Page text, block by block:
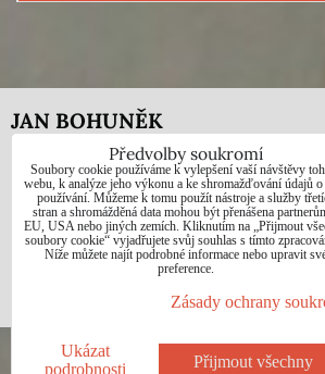
JAN BOHUNĚK
Telefon: +420725021832
e-mail: 1jab@seznam.cz
web: www.prodej-obrazy.eu
© Jan Bohuněk - Na všechny fotografie
autorská práva dle zákona č. 121/2000
Předvolby soukromí Zásady ochrany
Předvolby soukromí
Soubory cookie používáme k vylepšení vaší návštěvy
webu, k analýze jeho výkonu a ke shromažďování údajů
používání. Můžeme k tomu použít nástroje a služby
stran a shromážděná data mohou být přenášena
EU, USA nebo jiných zemích. Kliknutím na „Přijmout
soubory cookie“ vyjadřujete svůj souhlas s tímto
Níže můžete najít podrobné informace nebo upravit
preference.
Zásady ochrany
Ukázat
podrobnosti
Přijmout všechny